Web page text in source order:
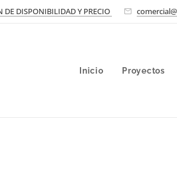
DE DISPONIBILIDAD Y PRECIO
Inicio Proyectos